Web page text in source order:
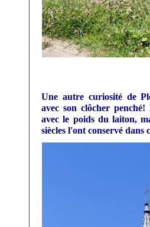
Une autre curiosité de
avec son clôcher
avec le poids du laiton,
siècles l'ont conservé dans